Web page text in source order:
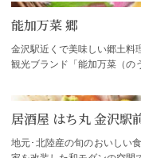
能加万菜 郷
金沢駅近くで美味しい郷土料
観光ブランド「能加万菜（の
居酒屋 はち丸 金沢駅
地元･北陸産の旬のおいしい